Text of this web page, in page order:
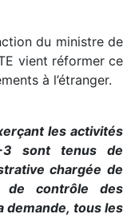
du ministre de
vient réformer ce
à l’étranger.
les activités
3 sont tenus de
chargée de
de contrôle des
demande, tous les